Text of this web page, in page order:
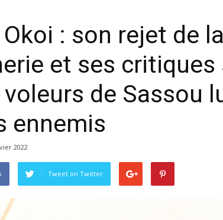
Okoi : son rejet de
et ses critiques
de Sassou
ennemis
2022
Tweet on Twitter